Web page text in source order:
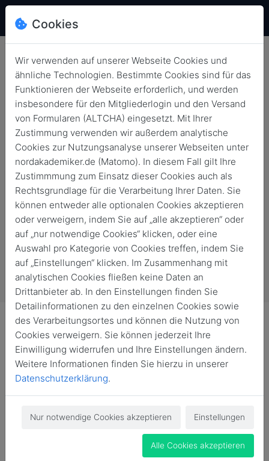
AlumniOnSite I ABOUT YOU
2019
Zurück 9. Okt. 2019
Am 9. Oktober erhielten die Nordakademiker einen
Einblick in eines der schnellsten wachsenden E-
Commerce Unternehmen Europas und Hamburgs erstem
einer Milliarde US Dollar. Die Sprache ist von dem
deutschen Online-Versandhändler ABOUT YOU. Hierzu
kamen die Nordakademiker, darunter Studenten,
Cookies
Wir verwenden auf unserer Webseite Cookies und
ähnliche Technologien. Bestimmte Cookies sind für das
Funktionieren der Webseite erforderlich, und werden
insbesondere für den Mitgliederlogin und den Versand
von Formularen (ALTCHA) eingesetzt. Mit Ihrer
Zustimmung verwenden wir außerdem analytische
Cookies zur Nutzungsanalyse unserer Webseiten unter
nordakademiker.de (Matomo). In diesem Fall gilt Ihre
Zustimmmung zum Einsatz dieser Cookies auch als
Rechtsgrundlage für die Verarbeitung Ihrer Daten. Sie
können entweder alle optionalen Cookies akzeptieren
oder verweigern, indem Sie auf „alle akzeptieren“ oder
auf „nur notwendige Cookies“ klicken, oder eine
Auswahl pro Kategorie von Cookies treffen, indem Sie
auf „Einstellungen“ klicken. Im Zusammenhang mit
analytischen Cookies fließen keine Daten an
Drittanbieter ab. In den Einstellungen finden Sie
Detailinformationen zu den einzelnen Cookies sowie
des Verarbeitungsortes und können die Nutzung von
Cookies verweigern. Sie können jederzeit Ihre
Einwilligung widerrufen und Ihre Einstellungen ändern.
Weitere Informationen finden Sie hierzu in unserer
Datenschutzerklärung.
Nur notwendige Cookies akzeptieren Einstellungen
Alle Cookies akzeptieren